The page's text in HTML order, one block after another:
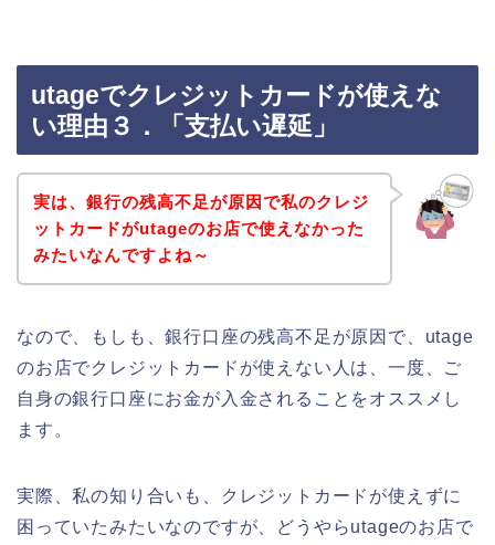
utageでクレジットカードが使えな
い理由３．「支払い遅延」
実は、銀行の残高不足が原因で私のクレジ
ットカードがutageのお店で使えなかった
みたいなんですよね～
なので、もしも、銀行口座の残高不足が原因で、utage
のお店でクレジットカードが使えない人は、一度、ご
自身の銀行口座にお金が入金されることをオススメし
ます。
実際、私の知り合いも、クレジットカードが使えずに
困っていたみたいなのですが、どうやらutageのお店で